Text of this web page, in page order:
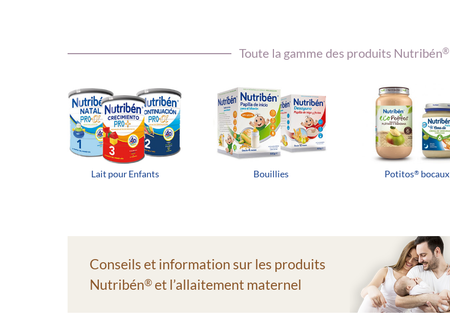
Toute la gamme des produits Nutribén®
Lait pour Enfants Bouillies Potitos® bocaux
Conseils et information sur les produits
Nutribén® et l’allaitement maternel